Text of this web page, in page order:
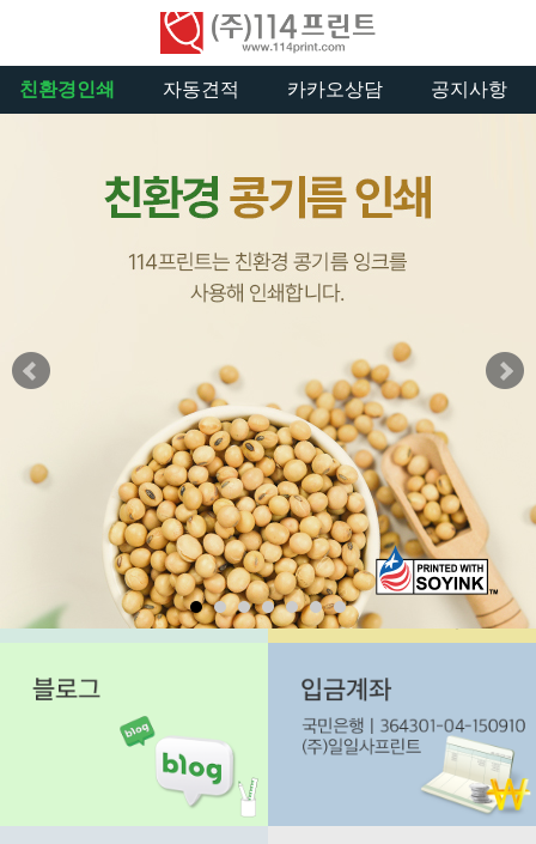
친환경인쇄 자동견적 카카오상담 공지사항